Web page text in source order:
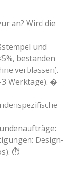
an? Wird die
und
bestanden
verblassen).
Werktage). �
Design-
⏱️